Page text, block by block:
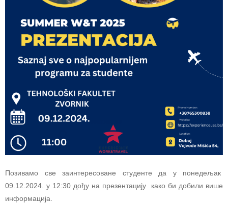
Позивамо све заинтересоване студенте да у понедељак
09.12.2024. у 12:30 дођу на презентацију како би добили више
информација.